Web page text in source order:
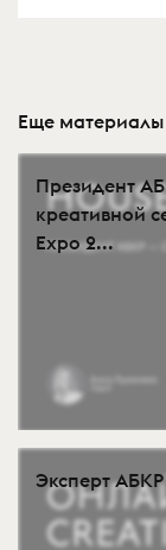
Еще материалы
Президент
креативной
Expo 2...
Эксперт АБКР